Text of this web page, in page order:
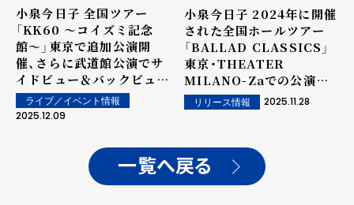
小泉今日子 全国ツアー
「KK60 〜コイズミ記念
館〜」東京で追加公演開
催、さらに武道館公演でサ
イドビュー＆バックビュー
シート開放
ライブ／イベント情報
2025.12.09
小泉今日子 2024年に開催
された全国ホールツアー
「BALLAD CLASSICS」
東京・THEATER
MILANO-Zaでの公演を
待望の作品化
リリース情報 2025.11.28
一覧へ戻る